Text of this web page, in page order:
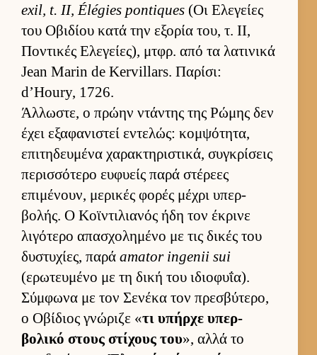
exil, t. II, Élégies pontiques (Οι Ελεγείες
του Οβιδίου κατά την εξορία του, τ. ΙΙ,
Ποντικές Ελεγεί­ες), μτ­φρ. από τα λατινικά
Jean Marin de Kervillars. Παρίσι:
d’Houry, 1726.
Άλ­λωστε, ο πρώην ντάντης της Ρώμης δεν
έχει εξαφανιστεί εντελώς: κομ­ψότητα,
επιτηδευ­μένα χαρακτηριστικά, συγκρίσεις
περισ­σότερο ευ­φυείς παρά στέρεες
επιμένουν, μερικές φορές μέχρι υπερ­
βολής. Ο Κοϊντιλια­νός ήδη τον έκρινε
λιγότερο απασχολημένο με τις δικές του
δυστυχίες, παρά amator ingenii sui
(ερωτευ­μένο με τη δική του ιδιο­φυΐα).
Σύμ­φωνα με τον Σενέκα τον πρεσβύτερο,
ο Οβίδιος γνώριζε «τι υπήρχε υπερ­
βολικό στους στίχους του», αλλά το